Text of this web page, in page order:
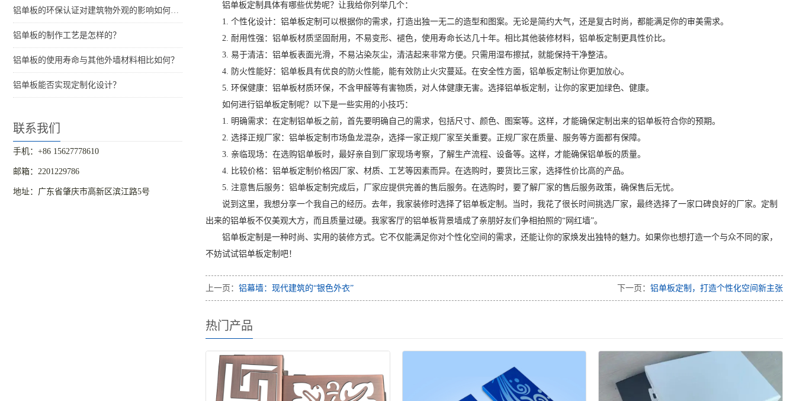
铝单板的环保认证对建筑物外观的影响如何评估？
铝单板的制作工艺是怎样的？
铝单板的使用寿命与其他外墙材料相比如何？
铝单板能否实现定制化设计？
联系我们
手机：+86 15627778610
邮箱：2201229786
地址：广东省肇庆市高新区滨江路5号
铝单板定制具体有哪些优势呢？让我给你列举几个：
1. 个性化设计：铝单板定制可以根据你的需求，打造出独一无二的造型和图案。无论是简约大气，还是复古时尚，都能满足你的审美需求。
2. 耐用性强：铝单板材质坚固耐用，不易变形、褪色，使用寿命长达几十年。相比其他装修材料，铝单板定制更具性价比。
3. 易于清洁：铝单板表面光滑，不易沾染灰尘，清洁起来非常方便。只需用湿布擦拭，就能保持干净整洁。
4. 防火性能好：铝单板具有优良的防火性能，能有效防止火灾蔓延。在安全性方面，铝单板定制让你更加放心。
5. 环保健康：铝单板材质环保，不含甲醛等有害物质，对人体健康无害。选择铝单板定制，让你的家更加绿色、健康。
如何进行铝单板定制呢？以下是一些实用的小技巧：
1. 明确需求：在定制铝单板之前，首先要明确自己的需求，包括尺寸、颜色、图案等。这样，才能确保定制出来的铝单板符合你的预期。
2. 选择正规厂家：铝单板定制市场鱼龙混杂，选择一家正规厂家至关重要。正规厂家在质量、服务等方面都有保障。
3. 亲临现场：在选购铝单板时，最好亲自到厂家现场考察，了解生产流程、设备等。这样，才能确保铝单板的质量。
4. 比较价格：铝单板定制价格因厂家、材质、工艺等因素而异。在选购时，要货比三家，选择性价比高的产品。
5. 注意售后服务：铝单板定制完成后，厂家应提供完善的售后服务。在选购时，要了解厂家的售后服务政策，确保售后无忧。
说到这里，我想分享一个我自己的经历。去年，我家装修时选择了铝单板定制。当时，我花了很长时间挑选厂家，最终选择了一家口碑良好的厂家。定制
出来的铝单板不仅美观大方，而且质量过硬。我家客厅的铝单板背景墙成了亲朋好友们争相拍照的“网红墙”。
铝单板定制是一种时尚、实用的装修方式。它不仅能满足你对个性化空间的需求，还能让你的家焕发出独特的魅力。如果你也想打造一个与众不同的家，
不妨试试铝单板定制吧！
上一页： 铝幕墙：现代建筑的“银色外衣” 下一页： 铝单板定制，打造个性化空间新主张
热门产品